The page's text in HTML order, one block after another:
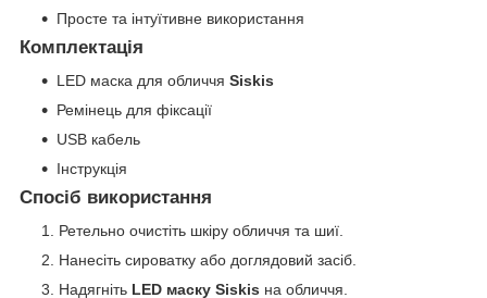
Просте та інтуїтивне використання
Комплектація
LED маска для обличчя Siskis
Ремінець для фіксації
USB кабель
Інструкція
Спосіб використання
Ретельно очистіть шкіру обличчя та шиї.
Нанесіть сироватку або доглядовий засіб.
Надягніть LED маску Siskis на обличчя.